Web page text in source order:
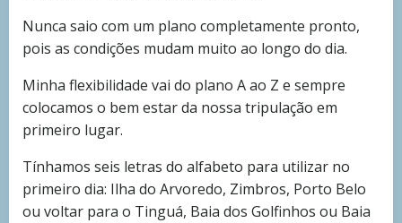
Nunca saio com um plano completamente pronto,
pois as condições mudam muito ao longo do dia.
Minha flexibilidade vai do plano A ao Z e sempre
colocamos o bem estar da nossa tripulação em
primeiro lugar.
Tínhamos seis letras do alfabeto para utilizar no
primeiro dia: Ilha do Arvoredo, Zimbros, Porto Belo
ou voltar para o Tinguá, Baia dos Golfinhos ou Baia